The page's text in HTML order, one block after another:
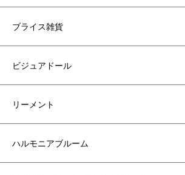
ブライス雑貨
ビジュアドール
リーメント
ハルモニアブルーム